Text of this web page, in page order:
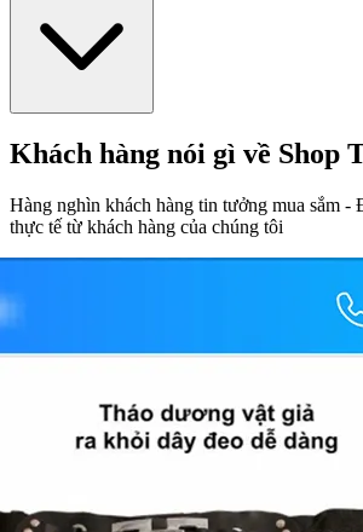
Khách hàng nói gì về Shop
Hàng nghìn khách hàng tin tưởng mua sắm -
thực tế từ khách hàng của chúng tôi